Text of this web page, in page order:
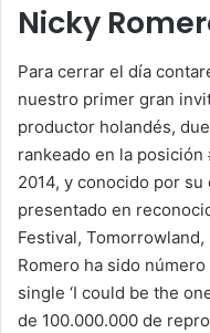
Nicky
Para cerrar el día
nuestro primer gran
productor holandés,
rankeado en la posición
2014, y conocido por su
presentado en
Festival,
Romero ha sido
single ‘I could be the
de 100.000.000 de